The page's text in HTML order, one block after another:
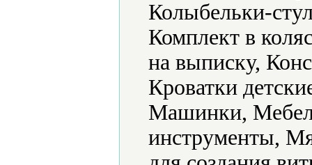
Колыбельки-
Комплект в
на выписку,
Кроватки
Машинки,
инструменты,